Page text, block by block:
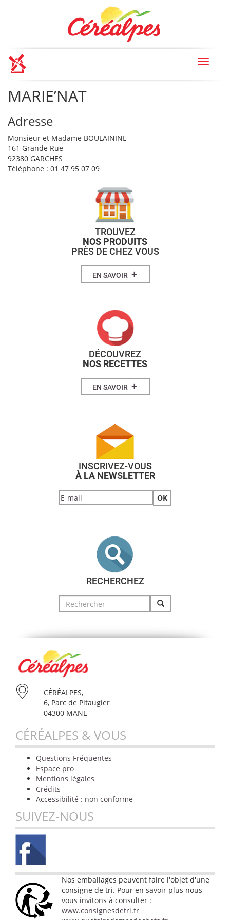
Toggle
MARIE’NAT
Adresse
Monsieur et Madame BOULAININE
161 Grande Rue
92380 GARCHES
Téléphone : 01 47 95 07 09
TROUVEZ
NOS PRODUITS
PRÈS DE CHEZ VOUS
EN SAVOIR +
DÉCOUVREZ
NOS RECETTES
EN SAVOIR +
INSCRIVEZ-VOUS
À LA NEWSLETTER
RECHERCHEZ
Search
for:
CÉRÉALPES,
6, Parc de Pitaugier
04300 MANE
CÉRÉALPES & VOUS
Questions Fréquentes
Espace pro
Mentions légales
Crédits
Accessibilité : non conforme
SUIVEZ-NOUS
Nos emballages peuvent faire l'objet d'une
consigne de tri. Pour en savoir plus nous
vous invitons à consulter :
www.consignesdetri.fr